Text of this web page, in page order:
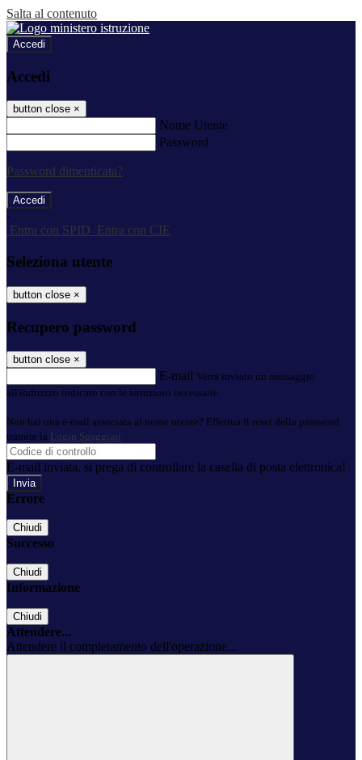
Salta al contenuto
Accedi
Accedi
button close ×
Nome Utente
Password
Password dimenticata?
-
Entra con SPID
Entra con CIE
Seleziona utente
button close ×
Recupero password
button close ×
E-mail Verrà inviato un messaggio
all'indirizzo indicato con le istruzioni necessarie.
Non hai una e-mail associata al nome utente? Effettua il reset della password
tramite la Login Spaggiari
E-mail inviata, si prega di controllare la casella di posta elettronica!
Errore
Chiudi
Successo
Chiudi
Informazione
Chiudi
Attendere...
Attendere il completamento dell'operazione...